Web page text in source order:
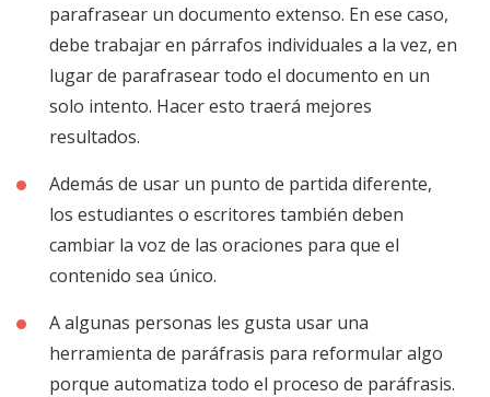
parafrasear un documento extenso. En ese caso,
debe trabajar en párrafos individuales a la vez, en
lugar de parafrasear todo el documento en un
solo intento. Hacer esto traerá mejores
resultados.
Además de usar un punto de partida diferente,
los estudiantes o escritores también deben
cambiar la voz de las oraciones para que el
contenido sea único.
A algunas personas les gusta usar una
herramienta de paráfrasis para reformular algo
porque automatiza todo el proceso de paráfrasis.